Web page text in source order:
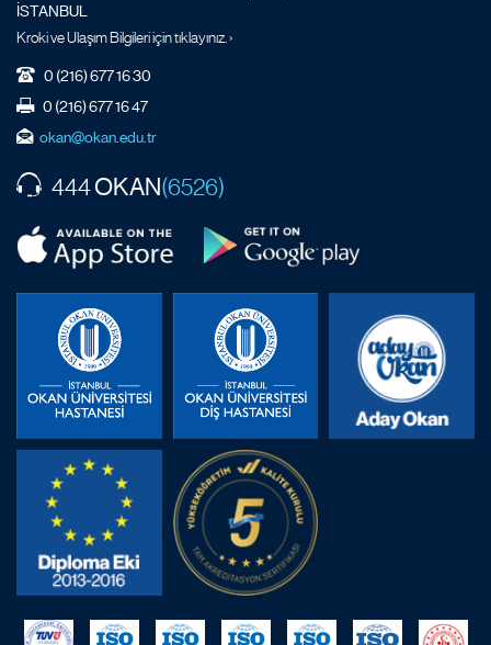
İSTANBUL
Kroki ve Ulaşım Bilgileri için tıklayınız. ›
0 (216) 677 16 30
0 (216) 677 16 47
okan@okan.edu.tr
444OKAN(6526)